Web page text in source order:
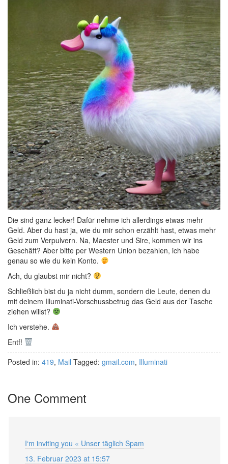
Die sind ganz lecker! Dafür nehme ich allerdings etwas mehr
Geld. Aber du hast ja, wie du mir schon erzählt hast, etwas mehr
Geld zum Verpulvern. Na, Maester und Sire, kommen wir ins
Geschäft? Aber bitte per Western Union bezahlen, ich habe
genau so wie du kein Konto.
Ach, du glaubst mir nicht?
Schließlich bist du ja nicht dumm, sondern die Leute, denen du
mit deinem Illuminati-Vorschussbetrug das Geld aus der Tasche
ziehen willst?
Ich verstehe.
Entf!
Posted in: 419, Mail Tagged: gmail.com, Illuminati
One Comment
I‘m inviting you « Unser täglich Spam
13. Februar 2023 at 15:57